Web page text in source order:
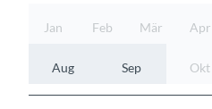
Jan Feb Mär Apr
Aug Sep Okt